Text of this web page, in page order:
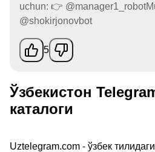
uchun: 👉
@shokirjonovbot
5
Ўзбекистон
каталоги
Uztelegram.com - ўзбек